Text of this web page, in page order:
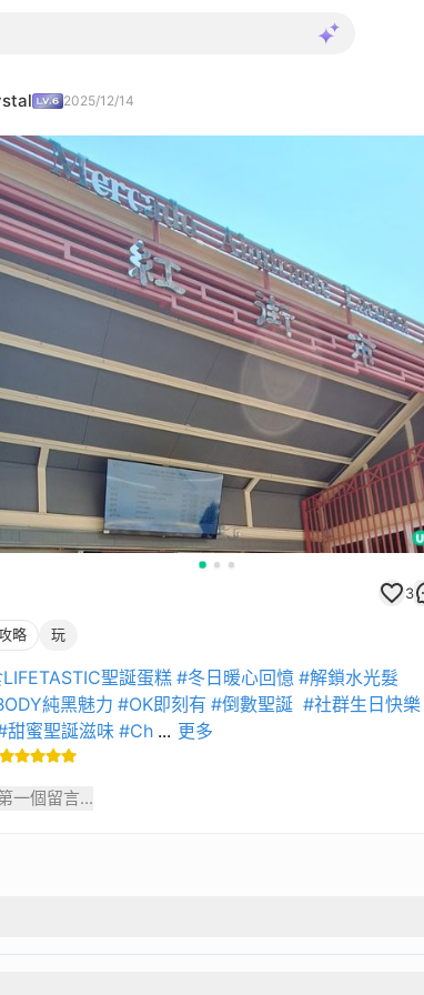
2025/12/14
3
略 玩
聖誕蛋糕#冬日暖心回憶 #解鎖水光髮
純黑魅力 #OK即刻有 #倒數聖誕 #社群生日快樂
甜蜜聖誕滋味 #Ch ... 更多
一個留言...